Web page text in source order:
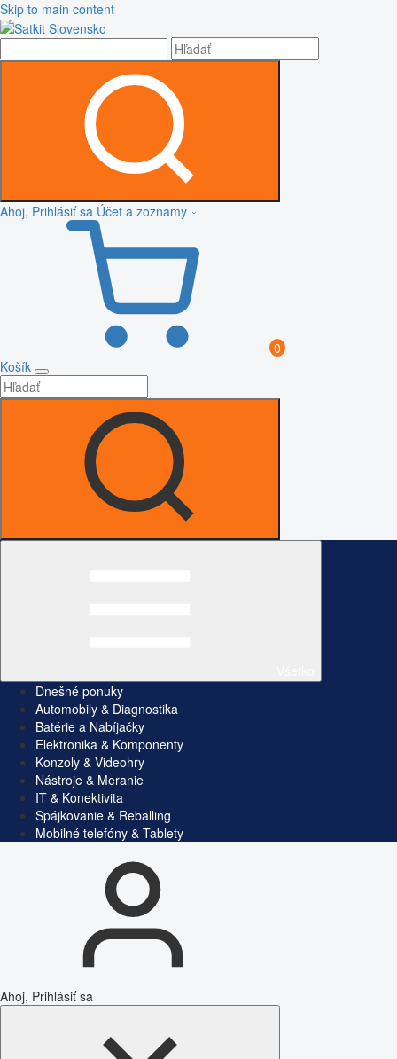
Skip to main content
Ahoj, Prihlásiť sa Účet a zoznamy
0
Košík
Dnešné ponuky
Automobily & Diagnostika
Batérie a Nabíjačky
Elektronika & Komponenty
Konzoly & Videohry
Nástroje & Meranie
IT & Konektivita
Spájkovanie & Reballing
Mobilné telefóny & Tablety
Ahoj, Prihlásiť sa